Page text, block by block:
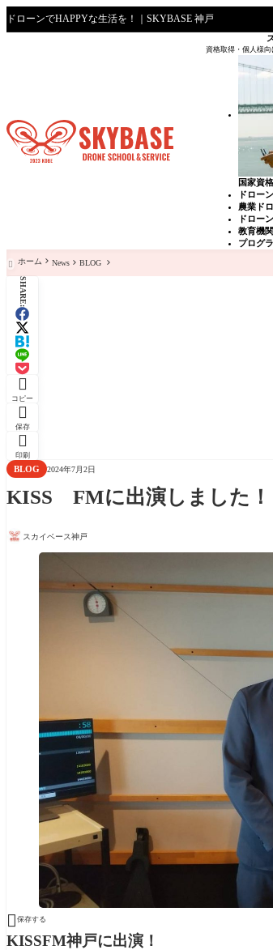
ドローンでHAPPYな生活を！｜SKYBASE 神戸
資格取得・個人様向
国家資
ドロー
農業ド
ドロー
教育機
プログ
 ホーム News BLOG
SHARE:

コピー

保存

印刷
BLOG 2024年7月2日
KISS FMに出演しました！
スカイベース神戸
 保存する
KISSFM神戸に出演！